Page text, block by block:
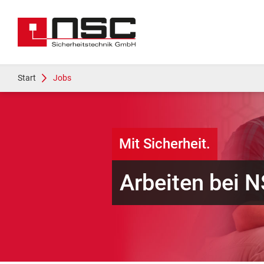
Start Jobs
Mit Sicherheit.
Arbeiten bei